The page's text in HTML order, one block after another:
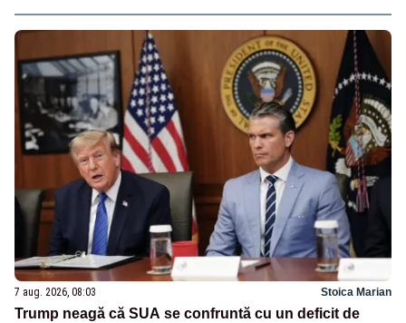
7 aug. 2026, 08:03 Stoica Marian
Trump neagă că SUA se confruntă cu un deficit de